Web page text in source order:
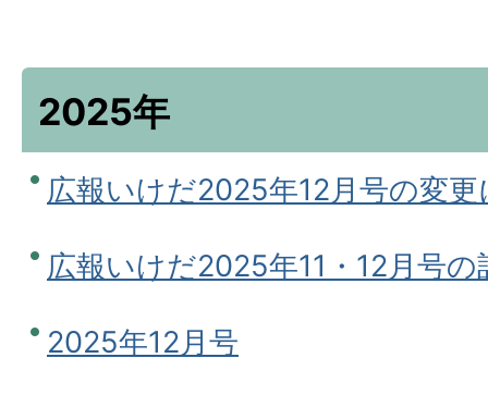
2025年
広報いけだ2025年12月号の変
広報いけだ2025年11・12月号
2025年12月号